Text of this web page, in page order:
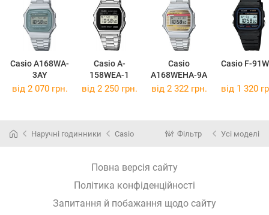
Casio A168WA-
3AY
Casio A-
158WEA-1
Casio
A168WEHA-9A
Casio F-
від 2 070 грн. від 2 250 грн. від 2 322 грн. від 1 320
Наручні годинники Casio Фільтр Усі моделі
Повна версія сайту
Політика конфіденційності
Запитання й побажання щодо сайту